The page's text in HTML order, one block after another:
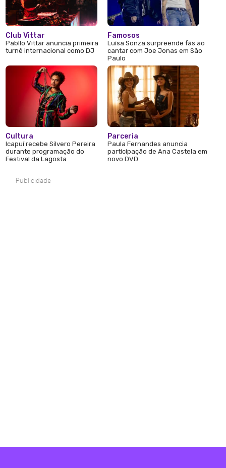
Club Vittar
Pabllo Vittar anuncia primeira
turnê internacional como DJ
Cultura
Icapuí recebe Silvero Pereira
durante programação do
Festival da Lagosta
Famosos
Luísa Sonza surpreende fãs ao
cantar com Joe Jonas em São
Paulo
Parceria
Paula Fernandes anuncia
participação de Ana Castela em
novo DVD
Publicidade